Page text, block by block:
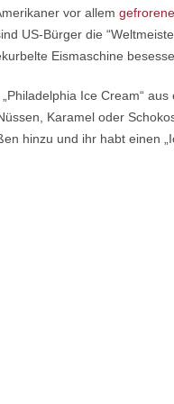
vor allem
US-Bürger die
Eismaschine
Ice Cream“
Karamel oder
hinzu und ihr habt einen